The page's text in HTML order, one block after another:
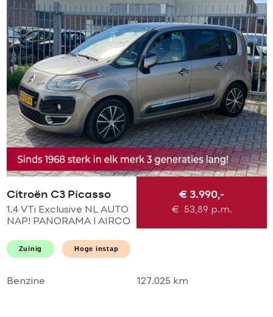
Citroën C3 Picasso
1.4 VTi Exclusive NL AUTO
NAP! PANORAMA l AIRCO
HOGE INSTAP l GOED
ONDERHOUDEN!
€ 3.990,-
€ 53,89 p.m.
Zuinig Hoge instap
Benzine 127.025 km